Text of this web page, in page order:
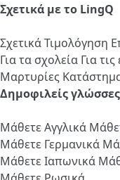
Σχετικά με το LingQ
ΣχετικάΤιμολόγηση
Για τα σχολεία Για
Μαρτυρίες
Δημοφιλείς γλώσσες
Μάθετε Αγγλικά
Μάθετε Γερμανικά
Μάθετε Ιαπωνικά